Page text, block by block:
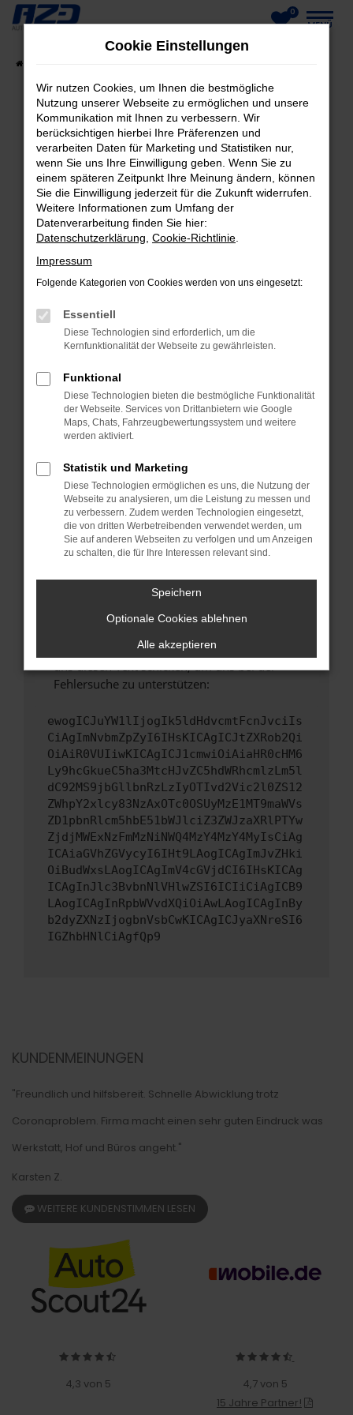
Zum
springen
0
MENÜ
FEHLER: NETWORK ERROR
Beim Laden ist ein Fehler aufgetreten.
Hier sind ein paar Tipps, die dir helfen können:
Überprüfe deine Firewall und deine
Internetverbindung.
Laden andere Webseiten, zum Beispiel deine
Suchmaschine?
Manche Erweiterungen, wie Werbeblocker,
können das Laden bestimmter Seiten
verhindern. Funktioniert die Seite in einem
anderen Browser oder in einem privaten
Fenster?
Starte dein Gerät neu.
Das kann manchmal helfen, vorübergehende
Stelle sicher, dass dein Browser und dein
Betriebssystem auf dem neuesten Stand
sind.
Veraltete Software birgt nicht nur ein
Sicherheitsrisiko, sondern kann auch dazu
führen, dass bestimmte Funktionen nicht mehr
Wende dich an den Webseitenbetreiber.
Wenn du alle oben genannten Schritte versucht
versuchen, das Problem zu beheben. Du kannst
uns diesen Text schicken, um uns bei der
Fehlersuche zu unterstützen:
ewogICJuYW1lIjogIk5ldHdvcmtFcnJvciIs
CiAgImNvbmZpZyI6IHsKICAgICJtZXRob2Qi
OiAiR0VUIiwKICAgICJ1cmwiOiAiaHR0cHM6
Ly9hcGkueC5ha3MtcHJvZC5hdWRhcmlzLm5l
dC92MS9jbGllbnRzLzIyOTIvd2Vic2l0ZS12
ZWhpY2xlcy83NzAxOTc0OSUyMzE1MT9maWVs
ZD1pbnRlcm5hbE51bWJlciZ3ZWJzaXRlPTYw
ZjdjMWExNzFmMzNiNWQ4MzY4MzY4MyIsCiAg
ICAiaGVhZGVycyI6IHt9LAogICAgImJvZHki
OiBudWxsLAogICAgImV4cGVjdCI6IHsKICAg
ICAgInJlc3BvbnNlVHlwZSI6ICIiCiAgICB9
LAogICAgInRpbWVvdXQiOiAwLAogICAgInBy
b2dyZXNzIjogbnVsbCwKICAgICJyaXNreSI6
IGZhbHNlCiAgfQp9
KUNDENMEINUNGEN
"Freundlich und hilfsbereit. Schnelle Abwicklung trotz
Coronaproblem. Firma macht einen sehr guten Eindruck was
Werkstatt, Hof und Büros angeht."
Karsten Z.
WEITERE KUNDENSTIMMEN LESEN
4,3 von 5
4,7 von 5
15 Jahre Partner!
Cookie Einstellungen
Wir nutzen Cookies, um Ihnen die bestmögliche
Nutzung unserer Webseite zu ermöglichen und unsere
Kommunikation mit Ihnen zu verbessern. Wir
berücksichtigen hierbei Ihre Präferenzen und
verarbeiten Daten für Marketing und Statistiken nur,
wenn Sie uns Ihre Einwilligung geben. Wenn Sie zu
einem späteren Zeitpunkt Ihre Meinung ändern, können
Sie die Einwilligung jederzeit für die Zukunft widerrufen.
Weitere Informationen zum Umfang der
Datenverarbeitung finden Sie hier:
Datenschutzerklärung Cookie-Richtlinie
Impressum
Folgende Kategorien von Cookies werden von uns eingesetzt:
Essentiell
Diese Technologien sind erforderlich, um die
Kernfunktionalität der Webseite zu gewährleisten.
Funktional
Diese Technologien bieten die bestmögliche Funktionalität
der Webseite. Services von Drittanbietern wie Google
Maps, Chats, Fahrzeugbewertungssystem und weitere
werden aktiviert.
Statistik und Marketing
Diese Technologien ermöglichen es uns, die Nutzung der
Webseite zu analysieren, um die Leistung zu messen und
zu verbessern. Zudem werden Technologien eingesetzt,
die von dritten Werbetreibenden verwendet werden, um
Sie auf anderen Webseiten zu verfolgen und um Anzeigen
zu schalten, die für Ihre Interessen relevant sind.
Speichern
Optionale Cookies ablehnen
Alle akzeptieren